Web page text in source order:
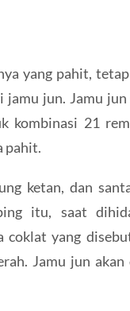
yang pahit,
jamu jun. Jamu
kombinasi 21
pahit.
ketan, dan
itu, saat
yang
Jamu jun akan